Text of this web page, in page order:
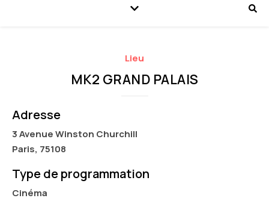
Lieu
MK2 GRAND PALAIS
Adresse
3 Avenue Winston Churchill
Paris, 75108
Type de programmation
Cinéma